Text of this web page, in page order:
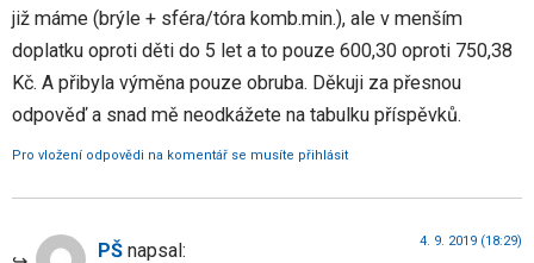
již máme (brýle + sféra/tóra komb.min.), ale v menším
doplatku oproti děti do 5 let a to pouze 600,30 oproti 750,38
Kč. A přibyla výměna pouze obruba. Děkuji za přesnou
odpověď a snad mě neodkážete na tabulku příspěvků.
Pro vložení odpovědi na komentář se musíte přihlásit
PŠ napsal: 4. 9. 2019 (18:29)